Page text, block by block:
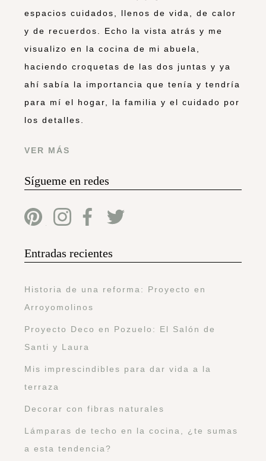
espacios cuidados, llenos de vida, de calor
y de recuerdos. Echo la vista atrás y me
visualizo en la cocina de mi abuela,
haciendo croquetas de las dos juntas y ya
ahí sabía la importancia que tenía y tendría
para mí el hogar, la familia y el cuidado por
los detalles.
VER MÁS
Sígueme en redes
Entradas recientes
Historia de una reforma: Proyecto en
Arroyomolinos
Proyecto Deco en Pozuelo: El Salón de
Santi y Laura
Mis imprescindibles para dar vida a la
terraza
Decorar con fibras naturales
Lámparas de techo en la cocina, ¿te sumas
a esta tendencia?